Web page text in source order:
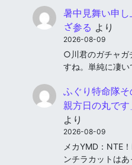
暑中見舞い申
ざ参る より
2026-08-09
○川君のガチャガ
すね。単純に凄い
ふぐり特命隊
親方日の丸で
より
2026-08-09
メカYMD：NTE
ンチラカットは